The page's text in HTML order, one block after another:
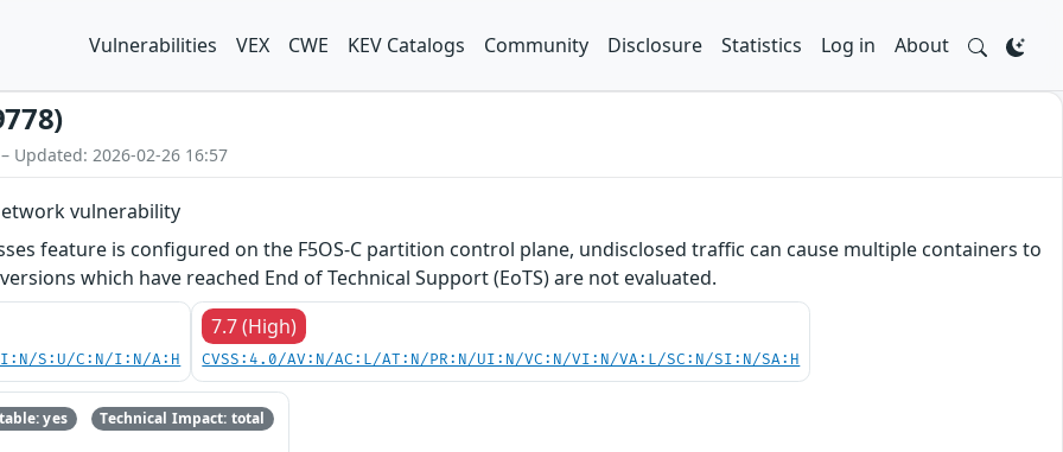
Vulnerabilities VEX CWE KEV Catalogs Community Disclosure Statistics Log in About
Updated: 2026-02-26 16:57
vulnerability
feature is configured on the F5OS-C partition control plane, undisclosed traffic can cause multiple containers to
which have reached End of Technical Support (EoTS) are not evaluated.
S:U/C:N/I:N/A:H
7.7 (High)
CVSS:4.0/AV:N/AC:L/AT:N/PR:N/UI:N/VC:N/VI:N/VA:L/SC:N/SI:N/SA:H
yes Technical Impact: total